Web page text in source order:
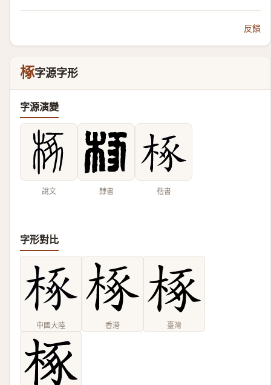
反饋
椓字源字形
字源演變
說文 隸書 楷書
字形對比
中國大陸 香港 臺灣